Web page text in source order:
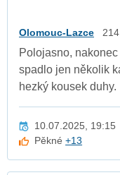
Olomouc-Lazce
Polojasno,
spadlo jen několik
hezký kousek duhy.
10.07.2025, 19:15
Pěkné+13